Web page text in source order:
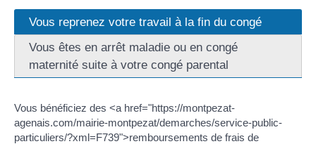
Vous reprenez votre travail à la fin du congé
Vous êtes en arrêt maladie ou en congé
maternité suite à votre congé parental
Vous bénéficiez des <a href="https://montpezat-
agenais.com/mairie-montpezat/demarches/service-public-
particuliers/?xml=F739">remboursements de frais de